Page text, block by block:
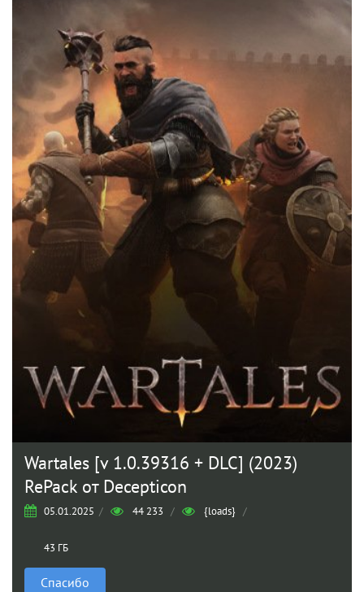
Wartales [v 1.0.39316 + DLC] (2023)
RePack от Decepticon
05.01.2025 / 44 233 / {loads} /
43 ГБ
Спасибо